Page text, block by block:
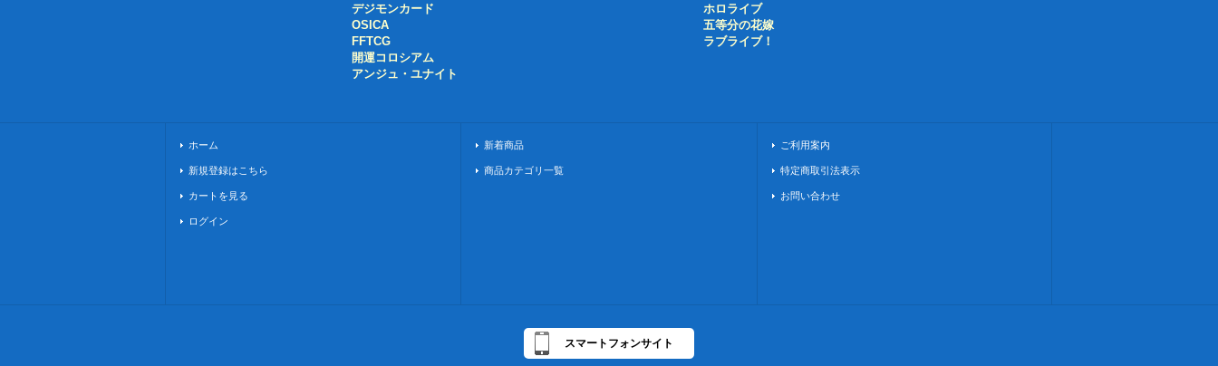
デジモンカード
OSICA
FFTCG
開運コロシアム
アンジュ・ユナイト
ホロライブ
五等分の花嫁
ラブライブ！
ホーム
新規登録はこちら
カートを見る
ログイン
新着商品
商品カテゴリ一覧
ご利用案内
特定商取引法表示
お問い合わせ
スマートフォンサイト